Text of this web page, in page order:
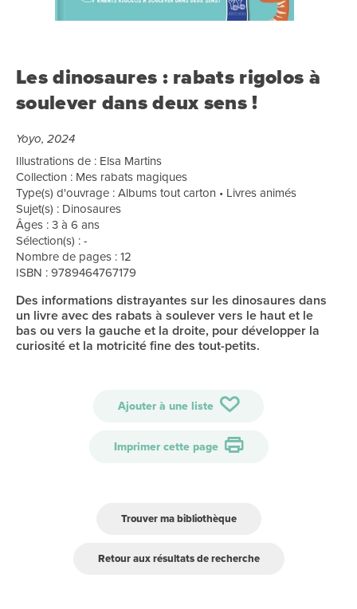
Les dinosaures : rabats rigolos à
soulever dans deux sens !
Yoyo, 2024
Illustrations de : Elsa Martins
Collection : Mes rabats magiques
Type(s) d'ouvrage : Albums tout carton • Livres animés
Sujet(s) : Dinosaures
Âges : 3 à 6 ans
Sélection(s) : -
Nombre de pages : 12
ISBN : 9789464767179
Des informations distrayantes sur les dinosaures dans
un livre avec des rabats à soulever vers le haut et le
bas ou vers la gauche et la droite, pour développer la
curiosité et la motricité fine des tout-petits.
Ajouter à une liste
Imprimer cette page
Trouver ma bibliothèque
Retour aux résultats de recherche